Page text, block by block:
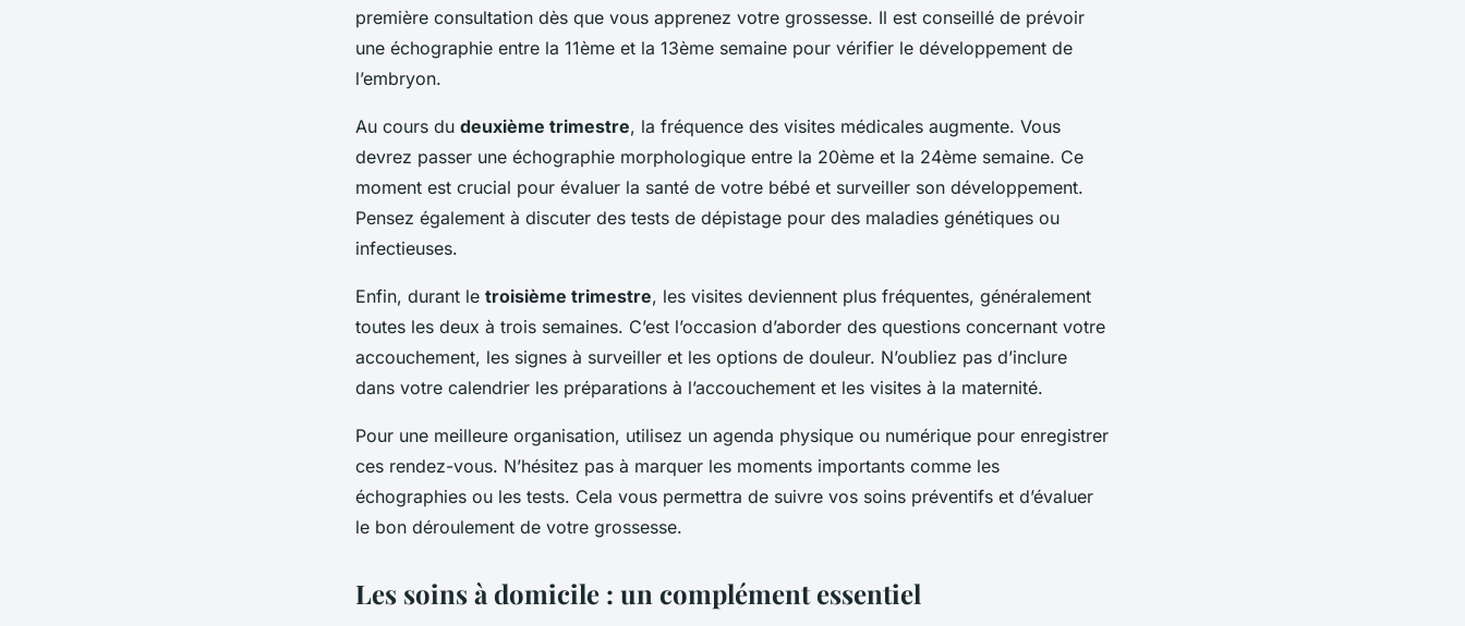
première consultation dès que vous apprenez votre grossesse. Il est conseillé de prévoir
une échographie entre la 11ème et la 13ème semaine pour vérifier le développement de
l’embryon.
Au cours du deuxième trimestre, la fréquence des visites médicales augmente. Vous
devrez passer une échographie morphologique entre la 20ème et la 24ème semaine. Ce
moment est crucial pour évaluer la santé de votre bébé et surveiller son développement.
Pensez également à discuter des tests de dépistage pour des maladies génétiques ou
infectieuses.
Enfin, durant le troisième trimestre, les visites deviennent plus fréquentes, généralement
toutes les deux à trois semaines. C’est l’occasion d’aborder des questions concernant votre
accouchement, les signes à surveiller et les options de douleur. N’oubliez pas d’inclure
dans votre calendrier les préparations à l’accouchement et les visites à la maternité.
Pour une meilleure organisation, utilisez un agenda physique ou numérique pour enregistrer
ces rendez-vous. N’hésitez pas à marquer les moments importants comme les
échographies ou les tests. Cela vous permettra de suivre vos soins préventifs et d’évaluer
le bon déroulement de votre grossesse.
Les soins à domicile : un complément essentiel